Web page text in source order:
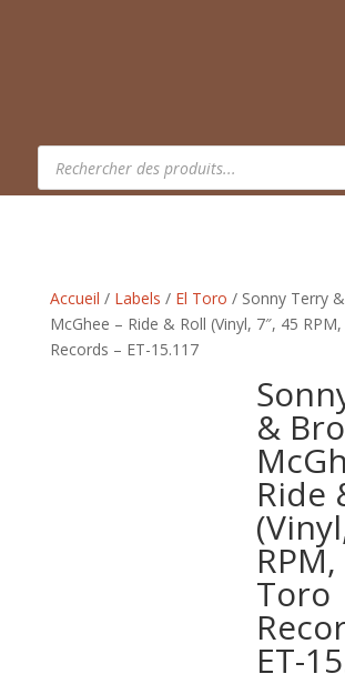
Recherche
produits
Accueil / Labels / El Toro / Sonny Terry
McGhee – Ride & Roll (Vinyl, 7″, 45
Records – ET-15.117
&
Ride
RPM,
Toro
ET-